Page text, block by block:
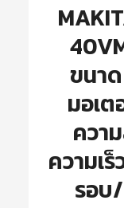
ขนา
มอเ
ควา
ความเ
รอบ